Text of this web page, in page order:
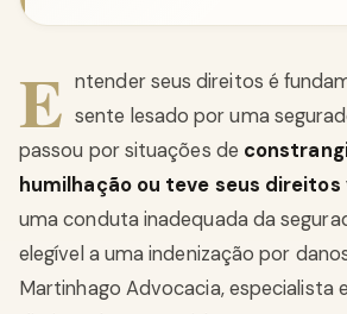
E ntender seus direitos é
sente lesado por uma
passou por situações de
humilhação ou teve seus direitos
uma conduta inadequada da
elegível a uma indenização por
Martinhago Advocacia, especialista